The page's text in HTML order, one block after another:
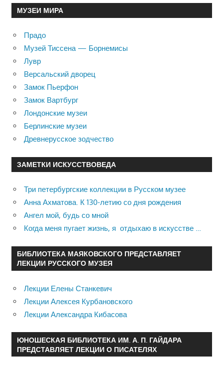
МУЗЕИ МИРА
Прадо
Музей Тиссена — Борнемисы
Лувр
Версальский дворец
Замок Пьерфон
Замок Вартбург
Лондонские музеи
Берлинские музеи
Древнерусское зодчество
ЗАМЕТКИ ИСКУССТВОВЕДА
Три петербургские коллекции в Русском музее
Анна Ахматова. К 130-летию со дня рождения
Ангел мой, будь со мной
Когда меня пугает жизнь, я отдыхаю в искусстве …
БИБЛИОТЕКА МАЯКОВСКОГО ПРЕДСТАВЛЯЕТ
ЛЕКЦИИ РУССКОГО МУЗЕЯ
Лекции Елены Станкевич
Лекции Алексея Курбановского
Лекции Александра Кибасова
ЮНОШЕСКАЯ БИБЛИОТЕКА ИМ. А. П. ГАЙДАРА
ПРЕДСТАВЛЯЕТ ЛЕКЦИИ О ПИСАТЕЛЯХ